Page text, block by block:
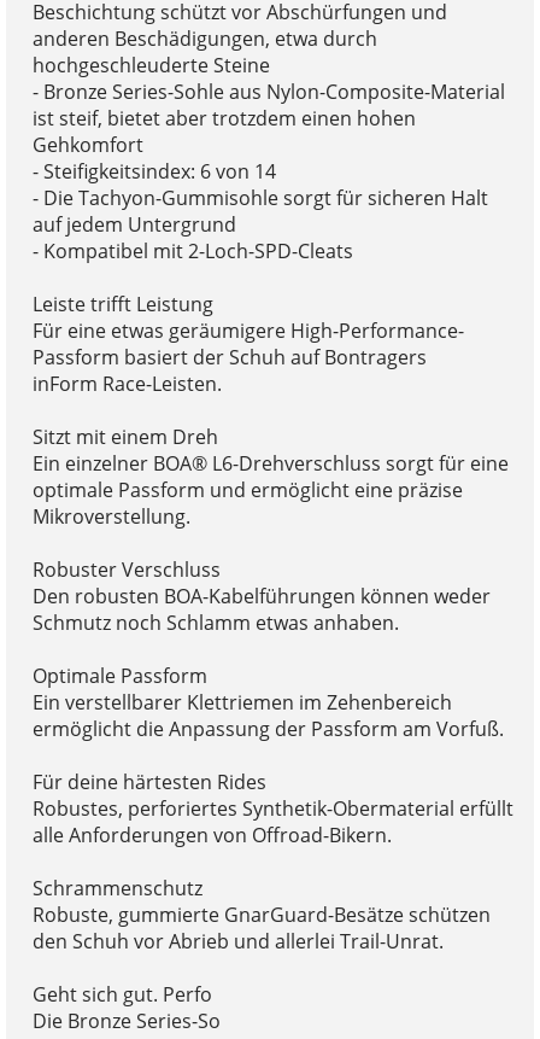
Beschichtung schützt vor Abschürfungen und
anderen Beschädigungen, etwa durch
hochgeschleuderte Steine
- Bronze Series-Sohle aus Nylon-Composite-Material
ist steif, bietet aber trotzdem einen hohen
Gehkomfort
- Steifigkeitsindex: 6 von 14
- Die Tachyon-Gummisohle sorgt für sicheren Halt
auf jedem Untergrund
- Kompatibel mit 2-Loch-SPD-Cleats
Leiste trifft Leistung
Für eine etwas geräumigere High-Performance-
Passform basiert der Schuh auf Bontragers
inForm Race-Leisten.
Sitzt mit einem Dreh
Ein einzelner BOA® L6-Drehverschluss sorgt für eine
optimale Passform und ermöglicht eine präzise
Mikroverstellung.
Robuster Verschluss
Den robusten BOA-Kabelführungen können weder
Schmutz noch Schlamm etwas anhaben.
Optimale Passform
Ein verstellbarer Klettriemen im Zehenbereich
ermöglicht die Anpassung der Passform am Vorfuß.
Für deine härtesten Rides
Robustes, perforiertes Synthetik-Obermaterial erfüllt
alle Anforderungen von Offroad-Bikern.
Schrammenschutz
Robuste, gummierte GnarGuard-Besätze schützen
den Schuh vor Abrieb und allerlei Trail-Unrat.
Geht sich gut. Perfo
Die Bronze Series-So